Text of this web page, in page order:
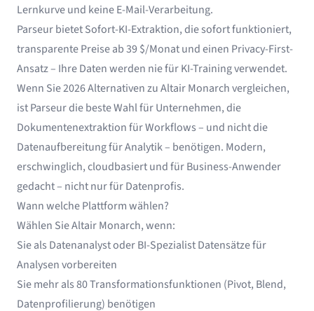
Lernkurve und keine E-Mail-Verarbeitung.
Parseur bietet Sofort-KI-Extraktion, die sofort funktioniert,
transparente Preise ab 39 $/Monat und einen Privacy-First-
Ansatz – Ihre Daten werden nie für KI-Training verwendet.
Wenn Sie 2026 Alternativen zu Altair Monarch vergleichen,
ist Parseur die beste Wahl für Unternehmen, die
Dokumentenextraktion für Workflows – und nicht die
Datenaufbereitung für Analytik – benötigen. Modern,
erschwinglich, cloudbasiert und für Business-Anwender
gedacht – nicht nur für Datenprofis.
Wann welche Plattform wählen?
Wählen Sie Altair Monarch, wenn:
Sie als Datenanalyst oder BI-Spezialist Datensätze für
Analysen vorbereiten
Sie mehr als 80 Transformationsfunktionen (Pivot, Blend,
Datenprofilierung) benötigen